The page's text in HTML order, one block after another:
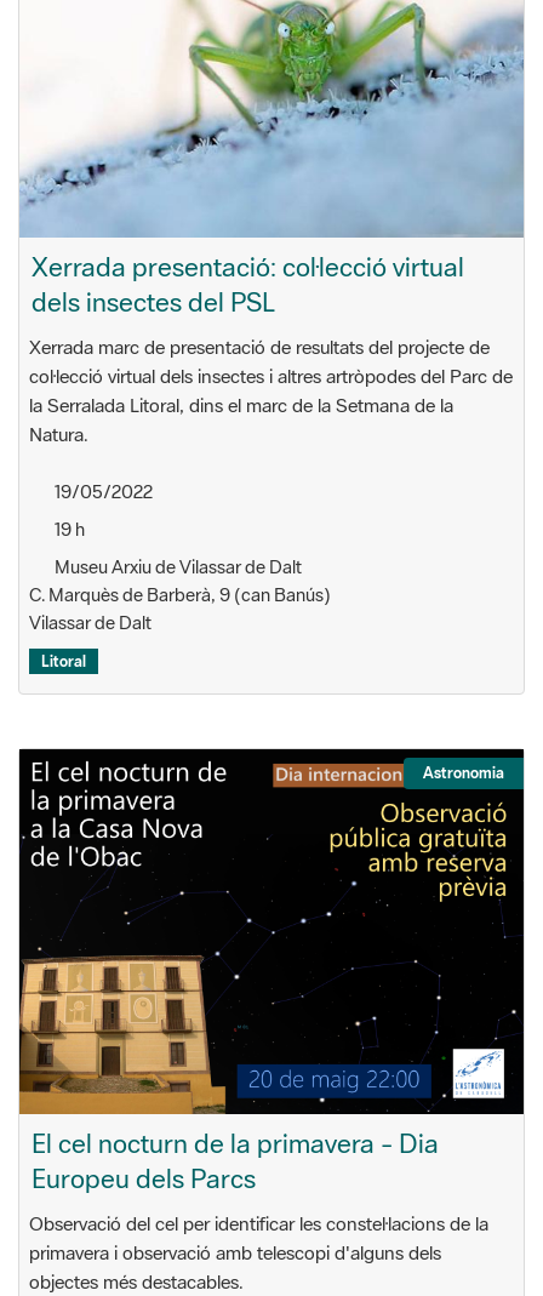
Xerrada presentació: col·lecció virtual
dels insectes del PSL
Xerrada marc de presentació de resultats del projecte de
col·lecció virtual dels insectes i altres artròpodes del Parc de
la Serralada Litoral, dins el marc de la Setmana de la
Natura.
19/05/2022
19 h
Museu Arxiu de Vilassar de Dalt
C. Marquès de Barberà, 9 (can Banús)
Vilassar de Dalt
Litoral
Astronomia
El cel nocturn de la primavera - Dia
Europeu dels Parcs
Observació del cel per identificar les constel·lacions de la
primavera i observació amb telescopi d'alguns dels
objectes més destacables.